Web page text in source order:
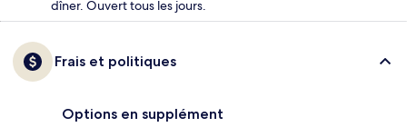
dîner. Ouvert tous les jours.
Frais et politiques
Options en supplément